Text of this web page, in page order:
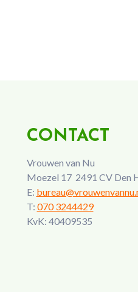
CONTACT
Vrouwen van Nu
Moezel 17 2491 CV Den
E:
T: 070 3244429
KvK: 40409535